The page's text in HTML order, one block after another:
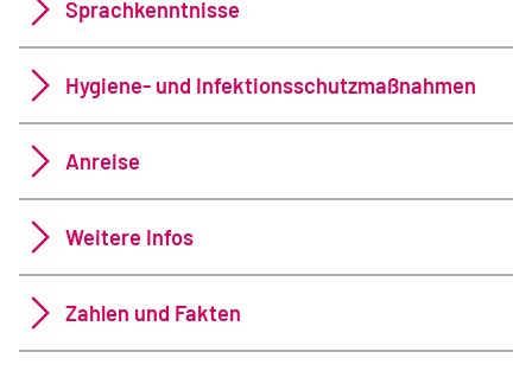
Sprachkenntnisse
Hygiene- und Infektionsschutzmaßnahmen
Anreise
Weitere Infos
Zahlen und Fakten